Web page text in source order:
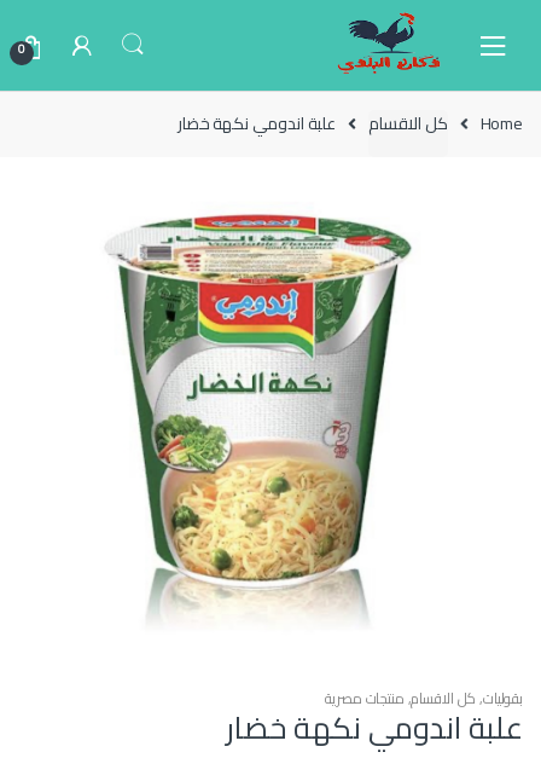
0
Home كل الاقسام علبة اندومي نكهة خضار
بقوليات,كل الاقسام,منتجات مصرية
علبة اندومي نكهة خضار